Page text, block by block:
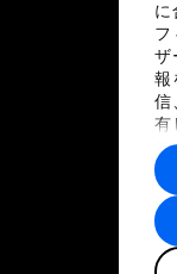
に
フ
ザ
報
信
有
報
ト
す